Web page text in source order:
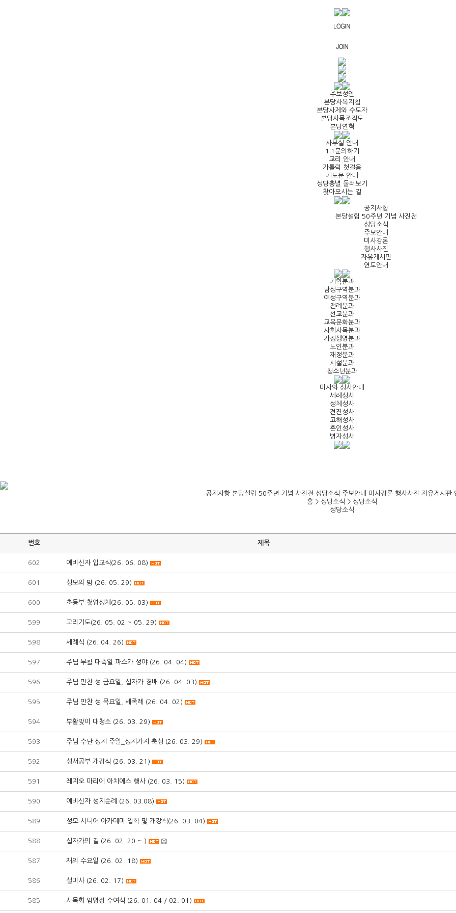
주보성인
본당사목지침
본당사제와 수도자
본당사목조직도
본당연혁
사무실 안내
1:1문의하기
교리 안내
가톨릭 첫걸음
기도문 안내
성당층별 둘러보기
찾아오시는 길
공지사항
본당설립 50주년 기념 사진전
성당소식
주보안내
미사강론
행사사진
자유게시판
연도안내
기획분과
남성구역분과
여성구역분과
전례분과
선교분과
교육문화분과
사회사목분과
가정생명분과
노인분과
재정분과
시설분과
청소년분과
미사와 성사안내
세례성사
성체성사
견진성사
고해성사
혼인성사
병자성사
공지사항 본당설립 50주년 기념 사진전 성당소식 주보안내 미사강론 행사사진 자유게시판
홈 > 성당소식 > 성당소식
성당소식
번호 제목
602 예비신자 입교식(26. 06. 08)
601 성모의 밤 (26. 05. 29)
600 초등부 첫영성체(26. 05. 03)
599 고리기도(26. 05. 02 ~ 05. 29)
598 세례식 (26. 04. 26)
597 주님 부활 대축일 파스카 성야 (26. 04. 04)
596 주님 만찬 성 금요일, 십자가 경배 (26. 04. 03)
595 주님 만찬 성 목요일, 세족례 (26. 04. 02)
594 부활맞이 대청소 (26. 03. 29)
593 주님 수난 성지 주일_성지가지 축성 (26. 03. 29)
592 성서공부 개강식 (26. 03. 21)
591 레지오 마리에 아치에스 행사 (26. 03. 15)
590 예비신자 성지순례 (26. 03.08)
589 성모 시니어 아카데미 입학 및 개강식(26. 03. 04)
588 십자가의 길 (26. 02. 20 ~ )
587 재의 수요일 (26. 02. 18)
586 설미사 (26. 02. 17)
585 사목회 임명장 수여식 (26. 01. 04 / 02. 01)